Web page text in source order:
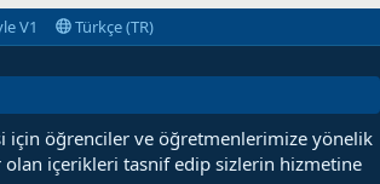
V1 Türkçe (TR)
için öğrenciler ve öğretmenlerimize yönelik
içerikleri tasnif edip sizlerin hizmetine